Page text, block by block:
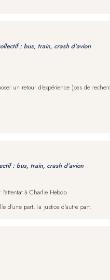
: bus, train, crash d’avion
un retour d’expérience (pas de
: bus, train, crash d’avion
à Charlie Hebdo.
d’une part, la justice d’autre part.